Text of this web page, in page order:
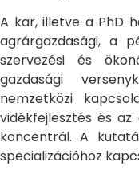
A kar, illetve a PhD
agrárgazdasági, a
szervezési és
gazdasági
nemzetközi
vidékfejlesztés és
koncentrál. A
specializációhoz